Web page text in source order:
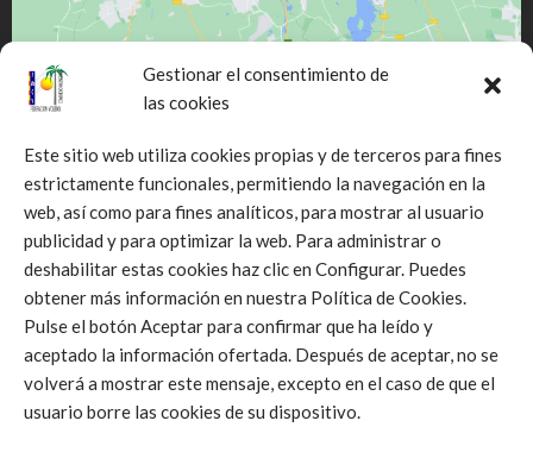
Gestionar el consentimiento de
las cookies
Este sitio web utiliza cookies propias y de terceros para fines
estrictamente funcionales, permitiendo la navegación en la
web, así como para fines analíticos, para mostrar al usuario
publicidad y para optimizar la web. Para administrar o
deshabilitar estas cookies haz clic en Configurar. Puedes
obtener más información en nuestra Política de Cookies.
Pulse el botón Aceptar para confirmar que ha leído y
aceptado la información ofertada. Después de aceptar, no se
volverá a mostrar este mensaje, excepto en el caso de que el
usuario borre las cookies de su dispositivo.
Click to accept márketing cookies and
enable this content